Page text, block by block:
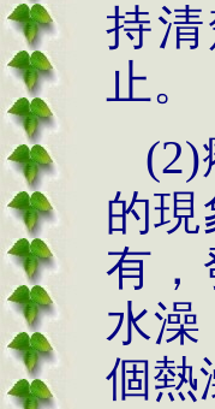
持
止。
(2)
的
有，
水澡
個熱